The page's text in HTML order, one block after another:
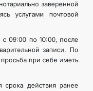
заверенной
услугами почтовой
09:00 по 10:00, после
записи. По
при себе иметь
действия ранее